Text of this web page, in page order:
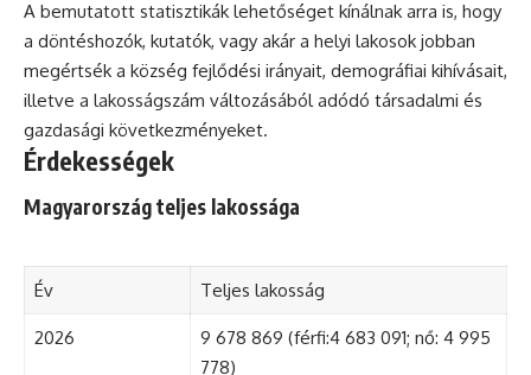
A bemutatott statisztikák lehetőséget kínálnak arra is, hogy
a döntéshozók, kutatók, vagy akár a helyi lakosok jobban
megértsék a község fejlődési irányait, demográfiai kihívásait,
illetve a lakosságszám változásából adódó társadalmi és
gazdasági következményeket.
Érdekességek
Magyarország teljes lakossága
Év Teljes lakosság
2026
9 678 869 (férfi:4 683 091; nő: 4 995
778)